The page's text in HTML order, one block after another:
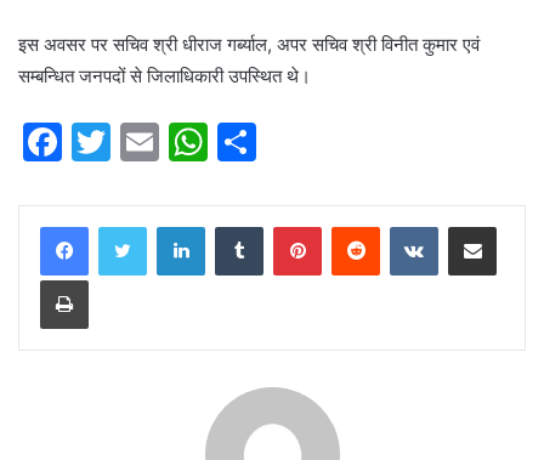
इस अवसर पर सचिव श्री धीराज गर्ब्याल, अपर सचिव श्री विनीत कुमार एवं
सम्बन्धित जनपदों से जिलाधिकारी उपस्थित थे।
F
c
e
b
o
T
itt
er
E
ai
W
at ar